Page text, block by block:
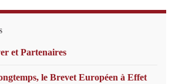
et Partenaires
le Brevet Européen à Effet